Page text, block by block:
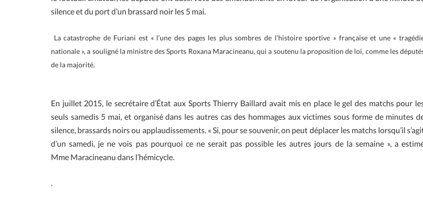
silence et du port d’un brassard noir les 5 mai.
La catastrophe de Furiani est « l’une des pages les plus sombres de l’histoire sportive » française et une «
nationale », a souligné la ministre des Sports Roxana Maracineanu, qui a soutenu la proposition de loi, comme les
de la majorité.
En juillet 2015, le secrétaire d’État aux Sports Thierry Baillard avait mis en place le gel des matchs pour
seuls samedis 5 mai, et organisé dans les autres cas des hommages aux victimes sous forme de minutes
silence, brassards noirs ou applaudissements. « Si, pour se souvenir, on peut déplacer les matchs lorsqu’il
d’un samedi, je ne vois pas pourquoi ce ne serait pas possible les autres jours de la semaine », a
Mme Maracineanu dans l’hémicycle.